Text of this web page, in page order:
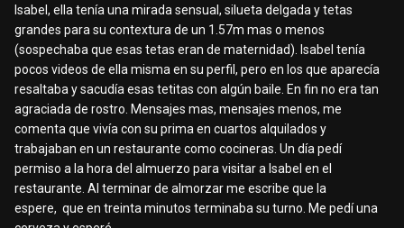
Isabel, ella tenía una mirada sensual, silueta delgada y tetas
grandes para su contextura de un 1.57m mas o menos
(sospechaba que esas tetas eran de maternidad). Isabel tenía
pocos videos de ella misma en su perfil, pero en los que aparecía
resaltaba y sacudía esas tetitas con algún baile. En fin no era tan
agraciada de rostro. Mensajes mas, mensajes menos, me
comenta que vivía con su prima en cuartos alquilados y
trabajaban en un restaurante como cocineras. Un día pedí
permiso a la hora del almuerzo para visitar a Isabel en el
restaurante. Al terminar de almorzar me escribe que la
espere, que en treinta minutos terminaba su turno. Me pedí una